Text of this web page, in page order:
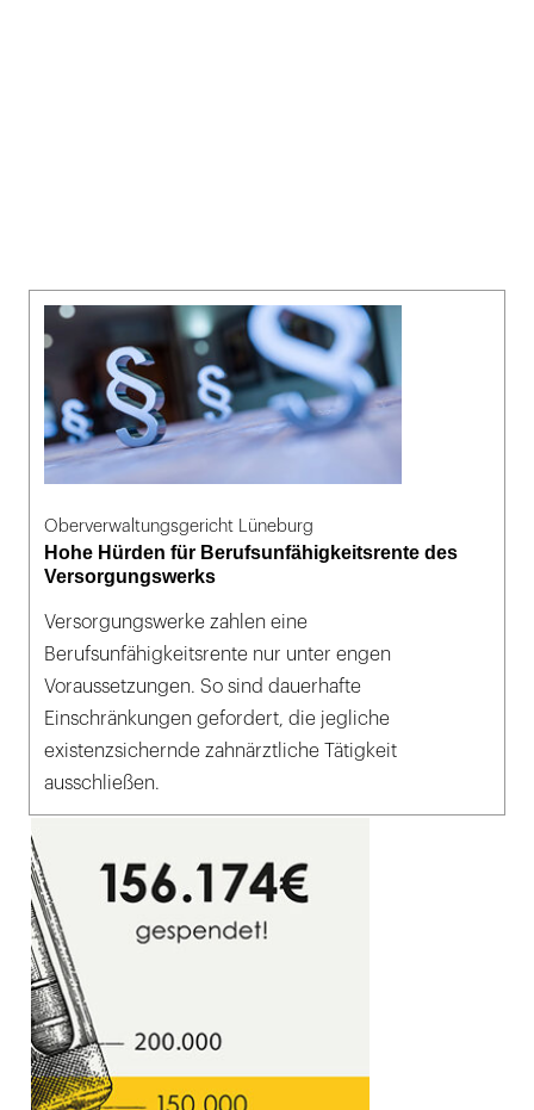
Oberverwaltungsgericht Lüneburg
Hohe Hürden für Berufsunfähigkeitsrente des
Versorgungswerks
Versorgungswerke zahlen eine
Berufsunfähigkeitsrente nur unter engen
Voraussetzungen. So sind dauerhafte
Einschränkungen gefordert, die jegliche
existenzsichernde zahnärztliche Tätigkeit
ausschließen.